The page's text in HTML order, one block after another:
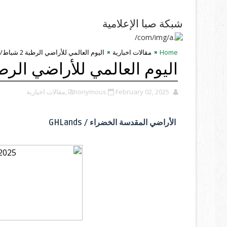
شبكة صبا الإعلامية
Home مقالات اخبارية اليوم العالمي للأراضي الرطبة 2 شباط/فبراير
اليوم العالمي للأراضي الرطبة 2 شباط/
Anonymous February 02, 2025 ,مقالات اخبارية
الأراضي المقدسة الخضراء / GHLands